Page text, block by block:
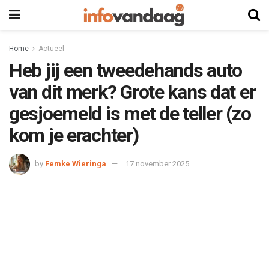
Home Actueel
Heb jij een tweedehands auto
van dit merk? Grote kans dat er
gesjoemeld is met de teller (zo
kom je erachter)
by Femke Wieringa 17 november 2025